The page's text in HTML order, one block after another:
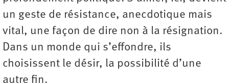
un geste de résistance, anecdotique mais
vital, une façon de dire non à la résignation.
Dans un monde qui s’effondre, ils
choisissent le désir, la possibilité d’une
autre fin.